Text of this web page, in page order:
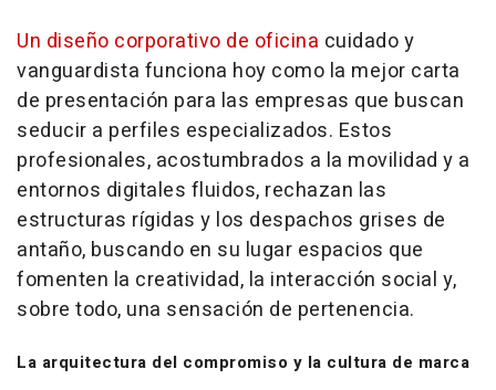
Un diseño corporativo de oficina cuidado y
vanguardista funciona hoy como la mejor carta
de presentación para las empresas que buscan
seducir a perfiles especializados. Estos
profesionales, acostumbrados a la movilidad y a
entornos digitales fluidos, rechazan las
estructuras rígidas y los despachos grises de
antaño, buscando en su lugar espacios que
fomenten la creatividad, la interacción social y,
sobre todo, una sensación de pertenencia.
La arquitectura del compromiso y la cultura de marca